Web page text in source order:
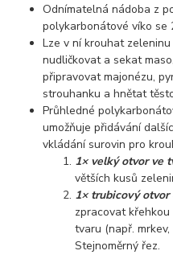
Odnímatelná nádoba z
polykarbonátové víko se
Lze v ní krouhat
nudličkovat a sekat
připravovat majonézu,
strouhanku a hnětat
Průhledné
umožňuje přidávání
vkládání surovin pro
1× velký otvor ve
větších kusů
1× trubicový otvor
zpracovat
tvaru (např.
Stejnoměrný řez.